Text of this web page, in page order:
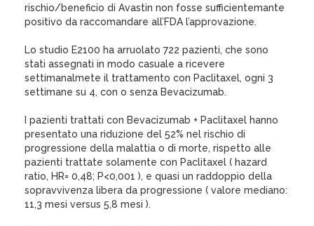
rischio/beneficio di Avastin non fosse sufficientemante
positivo da raccomandare all’FDA l’approvazione.
Lo studio E2100 ha arruolato 722 pazienti, che sono
stati assegnati in modo casuale a ricevere
settimanalmete il trattamento con Paclitaxel, ogni 3
settimane su 4, con o senza Bevacizumab.
I pazienti trattati con Bevacizumab + Paclitaxel hanno
presentato una riduzione del 52% nel rischio di
progressione della malattia o di morte, rispetto alle
pazienti trattate solamente con Paclitaxel ( hazard
ratio, HR= 0,48; P<0,001 ), e quasi un raddoppio della
sopravvivenza libera da progressione ( valore mediano:
11,3 mesi versus 5,8 mesi ).